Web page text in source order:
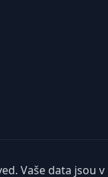
Vaše data jsou v